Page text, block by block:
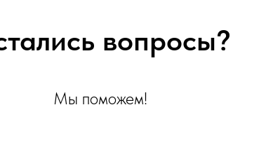
вопросы?
Мы поможем!